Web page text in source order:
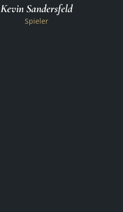
Kevin Sandersfeld
Spieler